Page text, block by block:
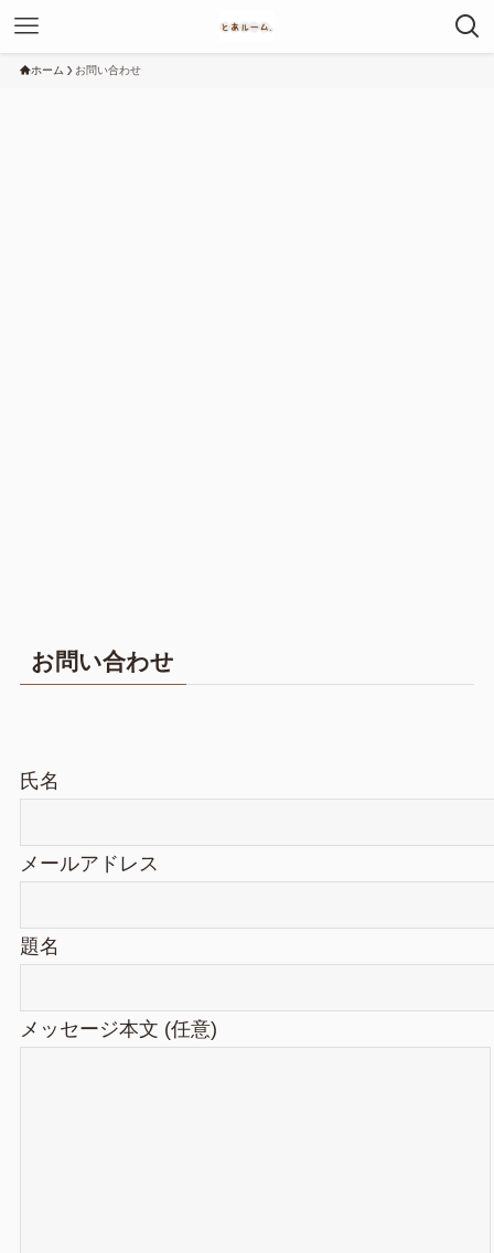
ホーム お問い合わせ
お問い合わせ
氏名
メールアドレス
題名
メッセージ本文 (任意)